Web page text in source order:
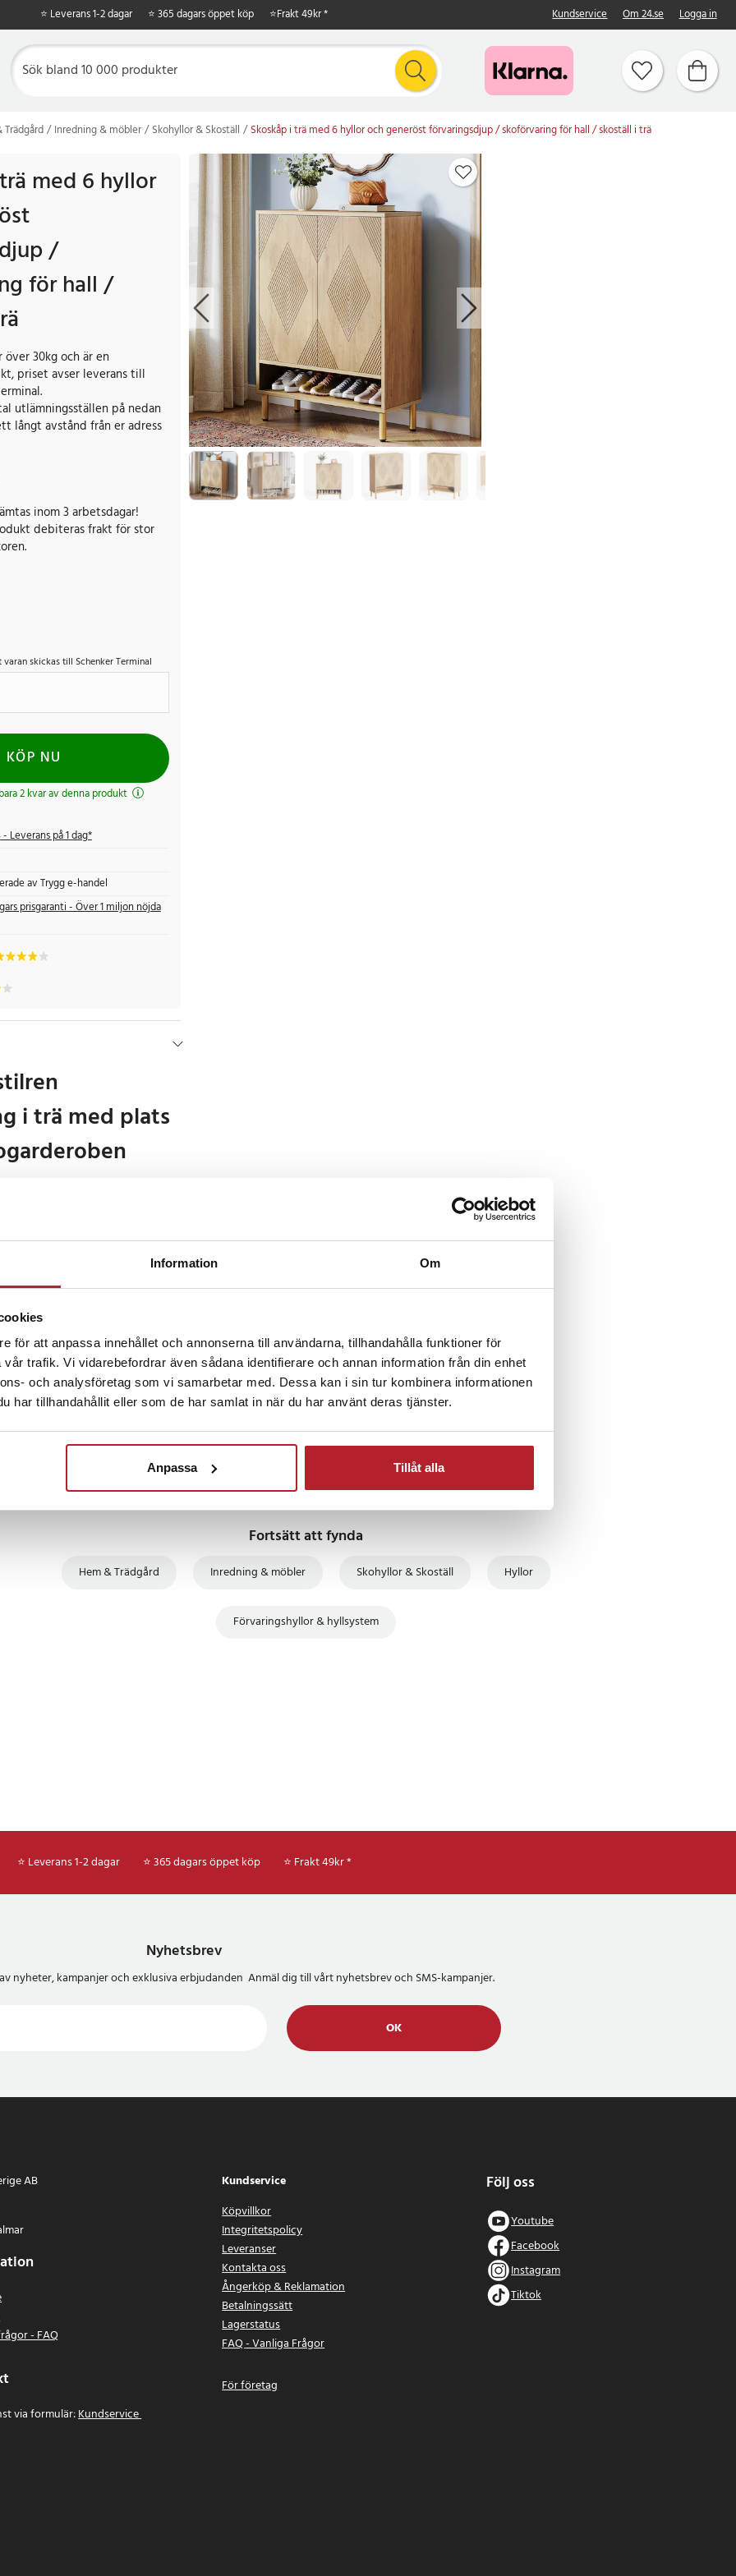
Information Om
för att anpassa innehållet och annonserna till användarna, tillhandahålla funktioner för
trafik. Vi vidarebefordrar även sådana identifierare och annan information från din enhet
och analysföretag som vi samarbetar med. Dessa kan i sin tur kombinera informationen
har tillhandahållit eller som de har samlat in när du har använt deras tjänster.
Anpassa Tillåt alla
⭐ Leverans 1-2 dagar ⭐ 365 dagars öppet köp ⭐Frakt 49kr * Kundservice Om 24.se Logga in
Trädgård Inredning & möbler Skohyllor & Skoställ Skoskåp i trä med 6 hyllor och generöst förvaringsdjup / skoförvaring för hall / skoställ i trä
med 6 hyllor
/
för hall /
30kg och är en
priset avser leverans till
utlämningsställen på nedan
långt avstånd från er adress
inom 3 arbetsdagar!
debiteras frakt för stor
skickas till Schenker Terminal
KÖP NU
2 kvar av denna produkt
- Leverans på 1 dag*
av Trygg e-handel
prisgaranti - Över 1 miljon nöjda
i trä med plats
för olika typer av skor
slitstark och lättskött yta
6 hyllor ger gott om
samlad och
hyllindelningen gör
från tofflor och sneakers till
och stövlar. Den öppna
för vardagsskor och bidrar till
gör det möjligt att
Fortsätt att fynda
Hem & Trädgård Inredning & möbler Skohyllor & Skoställ Hyllor
Förvaringshyllor & hyllsystem
⭐ Leverans 1-2 dagar ⭐ 365 dagars öppet köp ⭐ Frakt 49kr *
Nyhetsbrev
nyheter, kampanjer och exklusiva erbjudanden Anmäl dig till vårt nyhetsbrev och SMS-kampanjer.
OK
AB
- FAQ
via formulär:Kundservice
Kundservice
Köpvillkor
Integritetspolicy
Leveranser
Kontakta oss
Ångerköp & Reklamation
Betalningssätt
Lagerstatus
FAQ - Vanliga Frågor
För företag
Följ oss
Youtube
Facebook
Instagram
Tiktok